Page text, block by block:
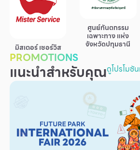
แผนผังร้านค้า
บริการ
ฟิวเจอร์ซิตี้
IR
ร่วมงานกับเรา
มิสเตอร์ เซอร์วิส
ศูนย์ทันตกรรม
เฉพาะทาง แห่ง
จังหวัดปทุมธานี
PROMOTIONS
แนะนำสำหรับคุณดูโปรโมชั